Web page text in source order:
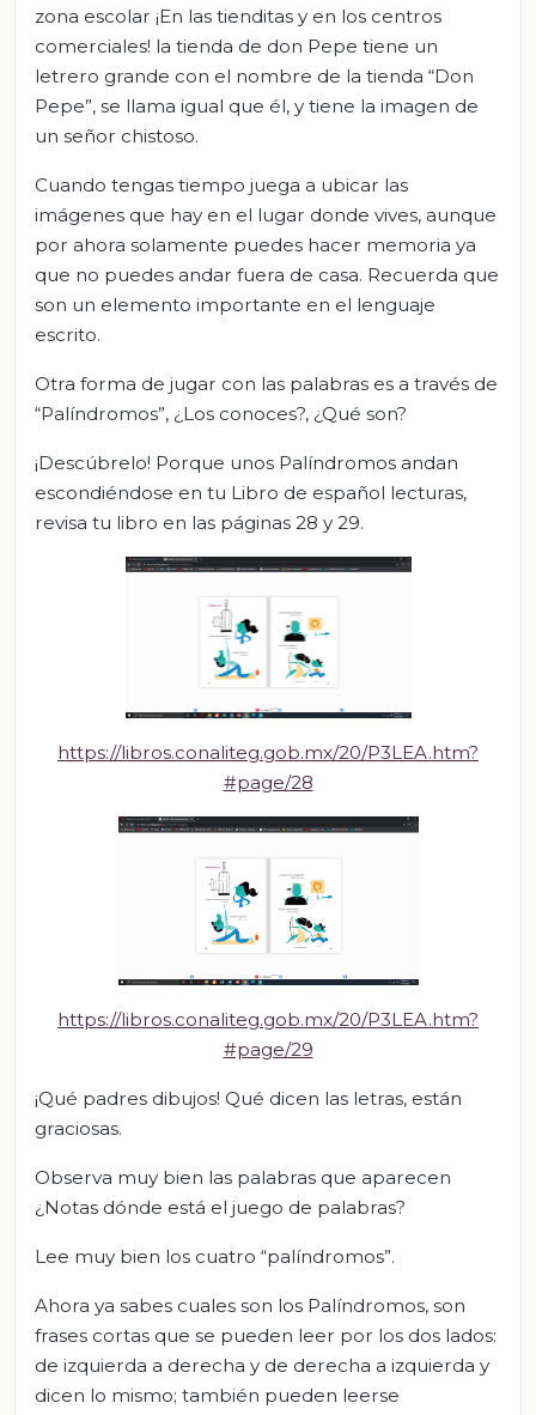
zona escolar ¡En las tienditas y en los centros
comerciales! la tienda de don Pepe tiene un
letrero grande con el nombre de la tienda “Don
Pepe”, se llama igual que él, y tiene la imagen de
un señor chistoso.
Cuando tengas tiempo juega a ubicar las
imágenes que hay en el lugar donde vives, aunque
por ahora solamente puedes hacer memoria ya
que no puedes andar fuera de casa. Recuerda que
son un elemento importante en el lenguaje
escrito.
Otra forma de jugar con las palabras es a través de
“Palíndromos”, ¿Los conoces?, ¿Qué son?
¡Descúbrelo! Porque unos Palíndromos andan
escondiéndose en tu Libro de español lecturas,
revisa tu libro en las páginas 28 y 29.
https://libros.conaliteg.gob.mx/20/P3LEA.htm?
#page/28
https://libros.conaliteg.gob.mx/20/P3LEA.htm?
#page/29
¡Qué padres dibujos! Qué dicen las letras, están
graciosas.
Observa muy bien las palabras que aparecen
¿Notas dónde está el juego de palabras?
Lee muy bien los cuatro “palíndromos”.
Ahora ya sabes cuales son los Palíndromos, son
frases cortas que se pueden leer por los dos lados:
de izquierda a derecha y de derecha a izquierda y
dicen lo mismo; también pueden leerse